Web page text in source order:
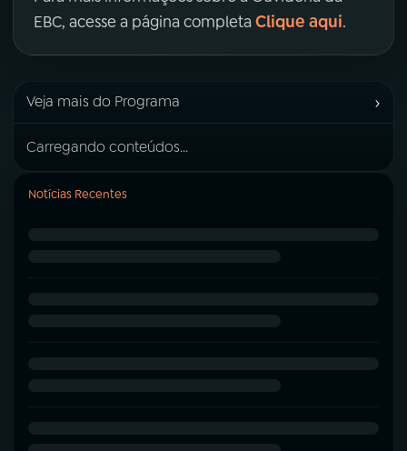
EBC, acesse a página completa Clique aqui.
Veja mais do Programa ›
Carregando conteúdos...
Notícias Recentes